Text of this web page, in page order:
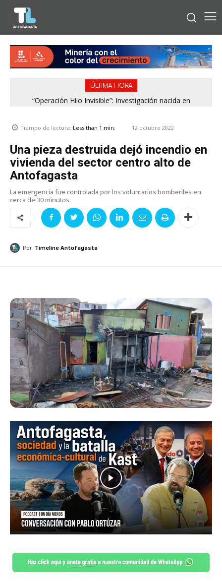
ÚLTIMA HORA
“Operación Hilo Invisible”: Investigación nacida en
Tiempo de lectura: Less than 1 min. 12 octubre 2022
Una pieza destruida dejó incendio en
vivienda del sector centro alto de
Antofagasta
La emergencia fue controlada por los voluntarios bomberiles en
cerca de 30 minutos.
Por Timeline Antofagasta